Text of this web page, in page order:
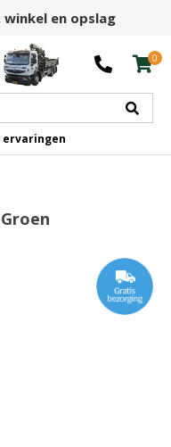
winkel en opslag
0
ervaringen